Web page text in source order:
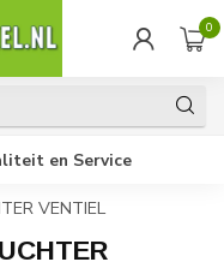
0
en Service
VENTIEL